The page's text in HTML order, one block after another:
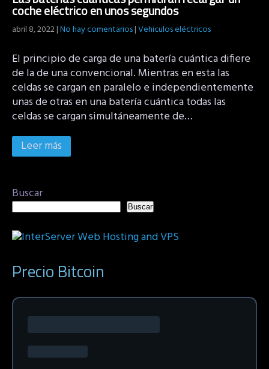
coche eléctrico en unos segundos
abril 8, 2022|No hay comentarios|Vehiculos eléctricos
El principio de carga de una batería cuántica difiere
de la de una convencional. Mientras en esta las
celdas se cargan en paralelo e independientemente
unas de otras en una batería cuántica todas las
celdas se cargan simultáneamente de…
Leer más
Buscar
Buscar
Precio Bitcoin